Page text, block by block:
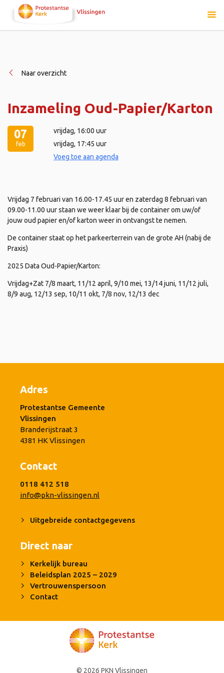
Naar overzicht
Inzameling Oud-Papier/Karton
07
feb
vrijdag, 16:00 uur
vrijdag, 17:45 uur
Voeg toe aan agenda
Vrijdag 7 februari van 16.00-17.45 uur en zaterdag 8 februari van
09.00-11.00 uur staan we weer klaar bij de container om uw/of
jouw oud papier en/of karton weer in ontvangst te nemen.
De container staat op het parkeerterrein van de grote AH (nabij de
Praxis)
2025 Data Oud-Papier/Karton:
Vrijdag+Zat 7/8 maart, 11/12 april, 9/10 mei, 13/14 juni, 11/12 juli,
8/9 aug, 12/13 sep, 10/11 okt, 7/8 nov, 12/13 dec
Adres
Protestantse Gemeente
Vlissingen
Branderijstraat 3
4381 HK Vlissingen
Contact
0118 412 518
info@pkn-vlissingen.nl
Uitgebreide contactgegevens
Direct naar
Kerkelijk bureau
Beleidsplan 2025 – 2029
Vertrouwenspersoon
Contact
© 2026 PKN Vlissingen